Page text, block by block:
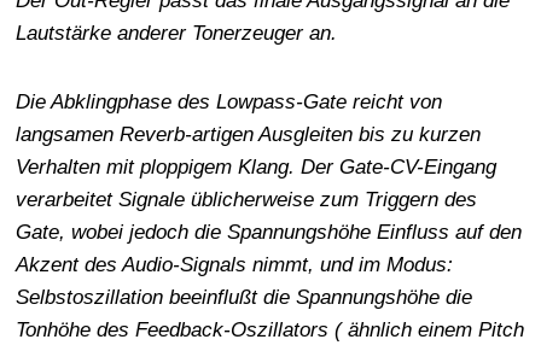
Lautstärke anderer Tonerzeuger an.
Die Abklingphase des Lowpass-Gate reicht von
langsamen Reverb-artigen Ausgleiten bis zu kurzen
Verhalten mit ploppigem Klang. Der Gate-CV-Eingang
verarbeitet Signale üblicherweise zum Triggern des
Gate, wobei jedoch die Spannungshöhe Einfluss auf den
Akzent des Audio-Signals nimmt, und im Modus:
Selbstoszillation beeinflußt die Spannungshöhe die
Tonhöhe des Feedback-Oszillators ( ähnlich einem Pitch